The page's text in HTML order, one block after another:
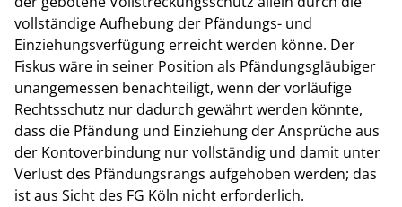
vollständige Aufhebung der Pfändungs- und
Einziehungsverfügung erreicht werden könne. Der
Fiskus wäre in seiner Position als Pfändungsgläubiger
unangemessen benachteiligt, wenn der vorläufige
Rechtsschutz nur dadurch gewährt werden könnte,
dass die Pfändung und Einziehung der Ansprüche aus
der Kontoverbindung nur vollständig und damit unter
Verlust des Pfändungsrangs aufgehoben werden; das
ist aus Sicht des FG Köln nicht erforderlich.